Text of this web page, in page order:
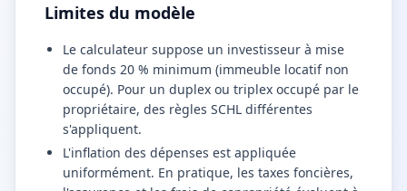
Limites du modèle
Le calculateur suppose un investisseur à mise
de fonds 20 % minimum (immeuble locatif non
occupé). Pour un duplex ou triplex occupé par le
propriétaire, des règles SCHL différentes
s'appliquent.
L'inflation des dépenses est appliquée
uniformément. En pratique, les taxes foncières,